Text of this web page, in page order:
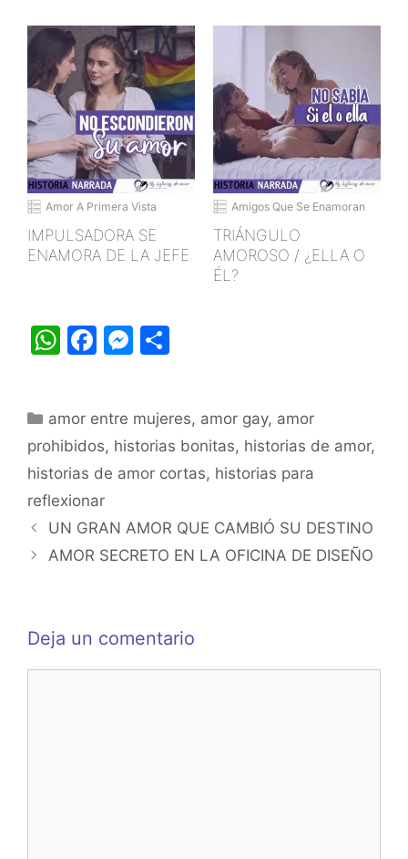
Amor A Primera Vista
IMPULSADORA SE
ENAMORA DE LA JEFE
Amigos Que Se Enamoran
TRIÁNGULO
AMOROSO / ¿ELLA O
ÉL?
W
s
A
p
p
F
e
b
o
o
k
M
s
e
n
g
er
e
Categorías
amor entre mujeres, amor gay, amor
prohibidos, historias bonitas, historias de amor,
historias de amor cortas, historias para
reflexionar
UN GRAN AMOR QUE CAMBIÓ SU DESTINO
AMOR SECRETO EN LA OFICINA DE DISEÑO
Deja un comentario